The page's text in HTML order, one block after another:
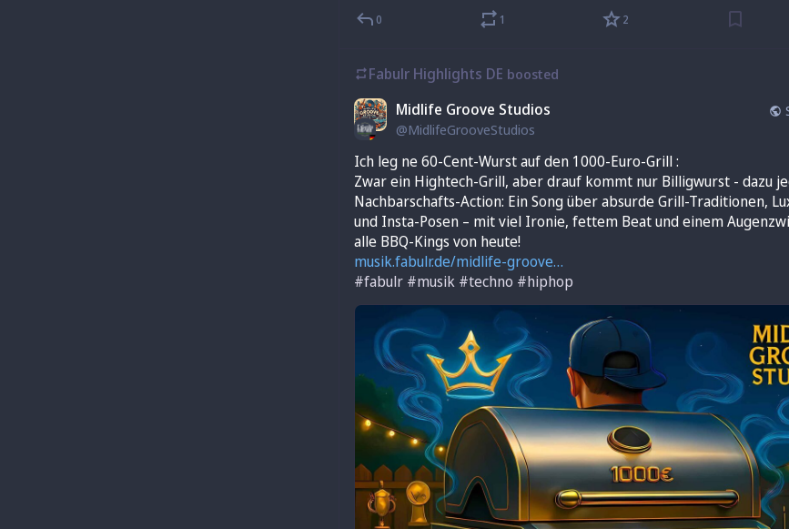
0 1 2
Fabulr Highlights DE boosted
Midlife Groove Studios
@MidlifeGrooveStudios
Ich leg ne 60-Cent-Wurst auf den 1000-Euro-Grill :
Zwar ein Hightech-Grill, aber drauf kommt nur Billigwurst - dazu
Nachbarschafts-Action: Ein Song über absurde Grill-Traditionen,
und Insta-Posen – mit viel Ironie, fettem Beat und einem
alle BBQ-Kings von heute!
musik.fabulr.de/midlife-groove
#fabulr #musik #techno #hiphop